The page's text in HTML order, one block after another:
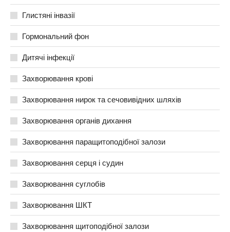
Глистяні інвазії
Гормональний фон
Дитячі інфекції
Захворювання крові
Захворювання нирок та сечовивідних шляхів
Захворювання органів дихання
Захворювання паращитоподібної залози
Захворювання серця і судин
Захворювання суглобів
Захворювання ШКТ
Захворювання щитоподібної залози